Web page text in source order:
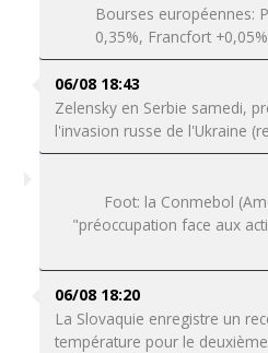
Bourses européennes:
0,35%, Francfort
06/08 18:43
Zelensky en Serbie samedi,
l'invasion russe de l'Ukraine
Foot: la Conmebol
"préoccupation face aux
06/08 18:20
La Slovaquie enregistre un
température pour le